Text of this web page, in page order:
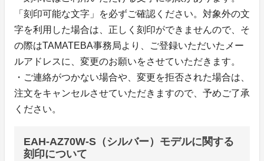
「刻印可能な文字」を必ずご確認ください。対象外の文
字を利用した場合は、正しく刻印ができませんので、そ
の際はTAMATEBA事務局より、ご登録いただいたメー
ルアドレスに、変更のお願いをさせていただきます。
・ご連絡がつかない場合や、変更を拒否された場合は、
注文をキャンセルさせていただきますので、予めご了承
ください。
EAH-AZ70W-S（シルバー）モデルに関する
刻印について